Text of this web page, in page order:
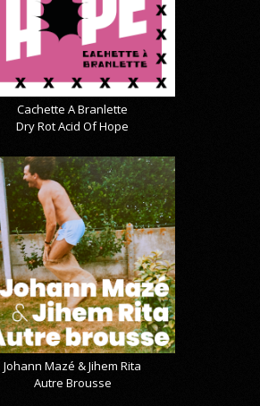
Cachette A Branlette
Dry Rot Acid Of Hope
Johann Mazé & Jihem Rita
Autre Brousse